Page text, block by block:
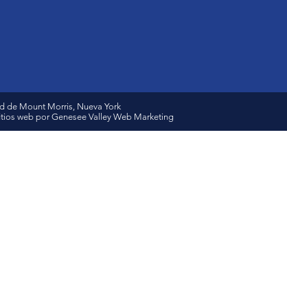
de Mount Morris, Nueva York
web por Genesee Valley Web Marketing